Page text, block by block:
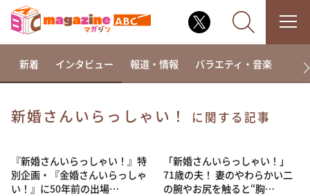
相席食堂
これ余談なんですけど・・・
新着 インタビュー 報道・情報 バラエティ・音楽 ド
新婚さんいらっしゃい！ に関する記事
『新婚さんいらっしゃい！』特
別企画・『金婚さんいらっしゃ
い！』に50年前の出場…
「新婚さんいらっしゃい！」
71歳の夫！ 妻のやわらかい二
の腕やお尻を触ると“胸…